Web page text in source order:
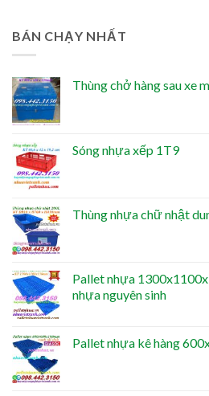
BÁN CHẠY NHẤT
Thùng chở hàng sau xe
Sóng nhựa xếp 1T9
Thùng nhựa chữ nhật
Pallet nhựa
nhựa nguyên sinh
Pallet nhựa kê hàng